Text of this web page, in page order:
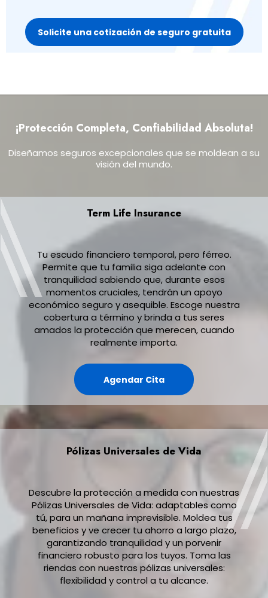
Solicite una cotización de seguro gratuita
¡Protección Completa, Confiabilidad Absoluta!
Diseñamos seguros excepcionales que se moldean a su
visión del mundo.
Term Life Insurance
Tu escudo financiero temporal, pero férreo.
Permite que tu familia siga adelante con
tranquilidad sabiendo que, durante esos
momentos cruciales, tendrán un apoyo
económico seguro y asequible. Escoge nuestra
cobertura a término y brinda a tus seres
amados la protección que merecen, cuando
realmente importa.
Agendar Cita
Pólizas Universales de Vida
Descubre la protección a medida con nuestras
Pólizas Universales de Vida: adaptables como
tú, para un mañana imprevisible. Moldea tus
beneficios y ve crecer tu ahorro a largo plazo,
garantizando tranquilidad y un porvenir
financiero robusto para los tuyos. Toma las
riendas con nuestras pólizas universales:
flexibilidad y control a tu alcance.